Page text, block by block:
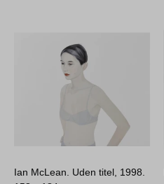
Ian McLean. Uden titel, 1998.